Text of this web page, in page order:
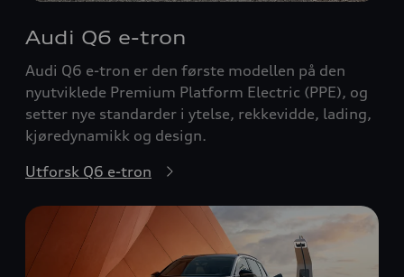
Audi Q6 e-tron
Audi Q6 e-tron er den første modellen på den
nyutviklede Premium Platform Electric (PPE), og
setter nye standarder i ytelse, rekkevidde, lading,
kjøredynamikk og design.
Utforsk Q6 e-tron